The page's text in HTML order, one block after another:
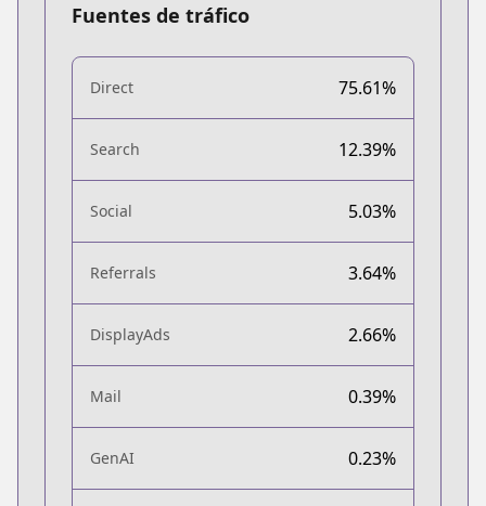
Fuentes de tráfico
Direct 75.61%
Search 12.39%
Social 5.03%
Referrals 3.64%
DisplayAds 2.66%
Mail 0.39%
GenAI 0.23%